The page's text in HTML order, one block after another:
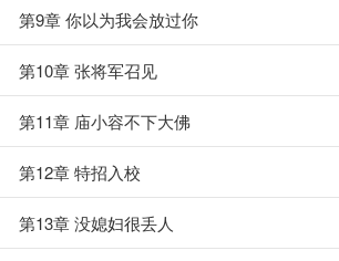
第9章 你以为我会放过你
第10章 张将军召见
第11章 庙小容不下大佛
第12章 特招入校
第13章 没媳妇很丢人